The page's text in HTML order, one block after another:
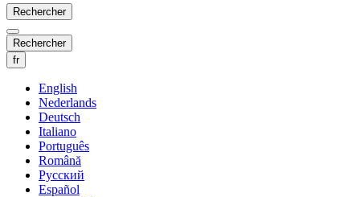
Rechercher
Rechercher
fr
English
Nederlands
Deutsch
Italiano
Português
Română
Русский
Español